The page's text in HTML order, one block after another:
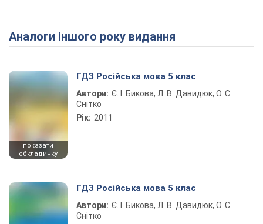
Аналоги іншого року видання
показати
обкладинку
ГДЗ Російська мова 5 клас
Автори: Є. І. Бикова, Л. В. Давидюк, О. С.
Снітко
Рік: 2011
ГДЗ Російська мова 5 клас
Автори: Є. І. Бикова, Л. В. Давидюк, О. С.
Снітко